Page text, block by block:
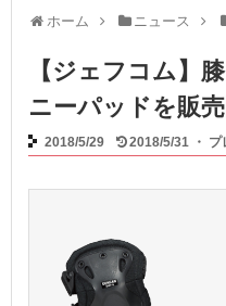
ホーム ニュース
【ジェフコム】
ニーパッドを販
2018/5/29 2018/5/31 ・ プ